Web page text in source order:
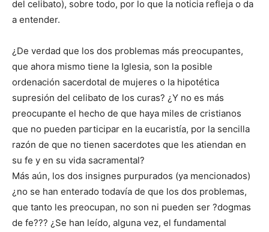
del celibato), sobre todo, por lo que la noticia refleja o da
a entender.
¿De verdad que los dos problemas más preocupantes,
que ahora mismo tiene la Iglesia, son la posible
ordenación sacerdotal de mujeres o la hipotética
supresión del celibato de los curas? ¿Y no es más
preocupante el hecho de que haya miles de cristianos
que no pueden participar en la eucaristía, por la sencilla
razón de que no tienen sacerdotes que les atiendan en
su fe y en su vida sacramental?
Más aún, los dos insignes purpurados (ya mencionados)
¿no se han enterado todavía de que los dos problemas,
que tanto les preocupan, no son ni pueden ser ?dogmas
de fe??? ¿Se han leído, alguna vez, el fundamental